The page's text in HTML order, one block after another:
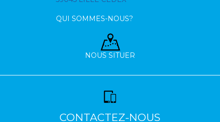
QUI SOMMES-NOUS?
NOUS SITUER
CONTACTEZ-NOUS